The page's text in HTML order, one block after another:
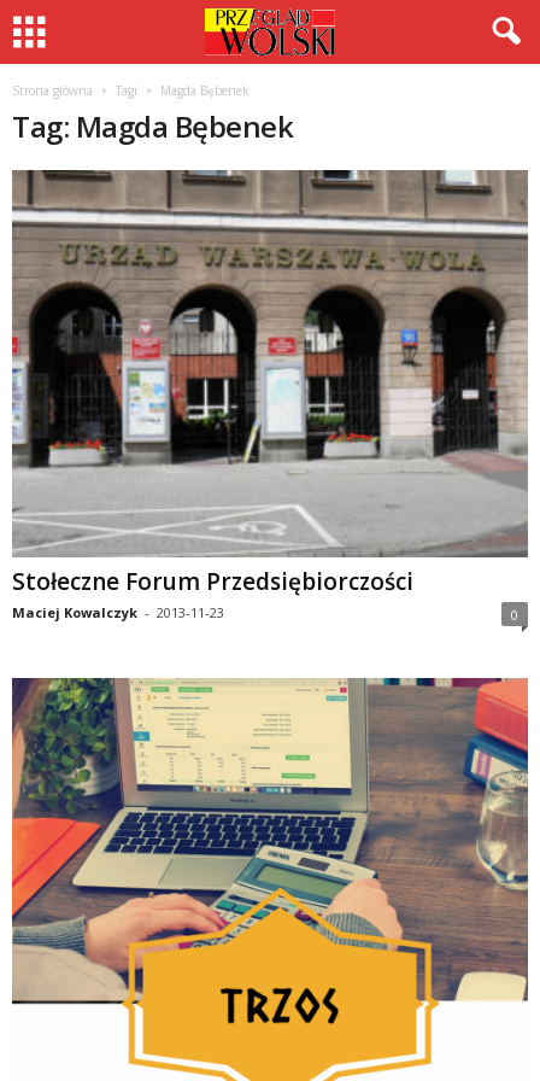
Strona główna Tagi Magda Bębenek
Tag: Magda Bębenek
Stołeczne Forum Przedsiębiorczości
Maciej Kowalczyk - 2013-11-23 0